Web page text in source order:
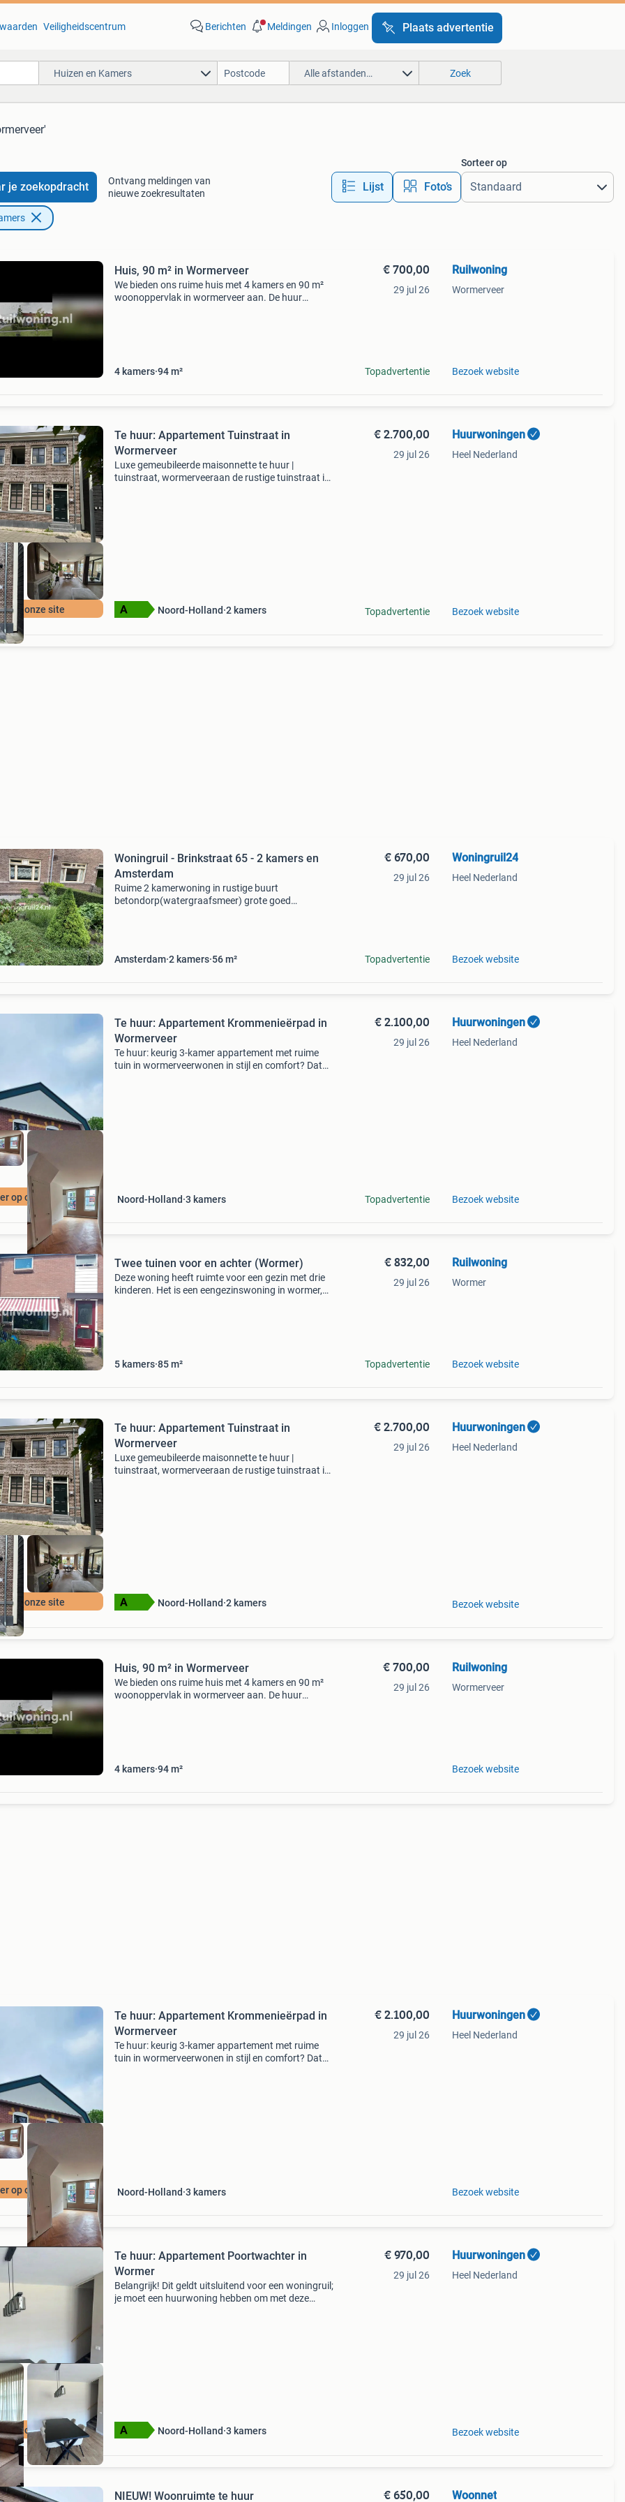
Veiligheidscentrum Berichten Meldingen Inloggen Plaats advertentie
Huizen en Kamers Alle afstanden… Zoek
je zoekopdracht
Ontvang meldingen van
nieuwe zoekresultaten
Lijst Foto’s
Sorteer op
Huis, 90 m² in Wormerveer
We bieden ons ruime huis met 4 kamers en 90 m²
woonoppervlak in wormerveer aan. De huur
4 kamers 94m²
€ 700,00
29 jul 26
Topadvertentie
Ruilwoning
Wormerveer
Bezoek website
op onze site
Te huur: Appartement Tuinstraat in
Wormerveer
Luxe gemeubileerde maisonnette te huur |
tuinstraat, wormerveeraan de rustige tuinstraat in
Noord-Holland 2 kamers
€ 2.700,00
29 jul 26
Topadvertentie
Huurwoningen
Heel Nederland
Bezoek website
Woningruil - Brinkstraat 65 - 2 kamers en
Amsterdam
Ruime 2 kamerwoning in rustige buurt
betondorp(watergraafsmeer) grote goed
Amsterdam 2 kamers 56m²
€ 670,00
29 jul 26
Topadvertentie
Woningruil24
Heel Nederland
Bezoek website
op onze site
Te huur: Appartement Krommenieërpad in
Wormerveer
Te huur: keurig 3-kamer appartement met ruime
tuin in wormerveerwonen in stijl en comfort? Dat
Noord-Holland 3 kamers
€ 2.100,00
29 jul 26
Topadvertentie
Huurwoningen
Heel Nederland
Bezoek website
Twee tuinen voor en achter (Wormer)
Deze woning heeft ruimte voor een gezin met drie
kinderen. Het is een eengezinswoning in wormer,
5 kamers 85m²
€ 832,00
29 jul 26
Topadvertentie
Ruilwoning
Wormer
Bezoek website
op onze site
Te huur: Appartement Tuinstraat in
Wormerveer
Luxe gemeubileerde maisonnette te huur |
tuinstraat, wormerveeraan de rustige tuinstraat in
Noord-Holland 2 kamers
€ 2.700,00
29 jul 26
Huurwoningen
Heel Nederland
Bezoek website
Huis, 90 m² in Wormerveer
We bieden ons ruime huis met 4 kamers en 90 m²
woonoppervlak in wormerveer aan. De huur
4 kamers 94m²
€ 700,00
29 jul 26
Ruilwoning
Wormerveer
Bezoek website
op onze site
Te huur: Appartement Krommenieërpad in
Wormerveer
Te huur: keurig 3-kamer appartement met ruime
tuin in wormerveerwonen in stijl en comfort? Dat
Noord-Holland 3 kamers
€ 2.100,00
29 jul 26
Huurwoningen
Heel Nederland
Bezoek website
op onze site
Te huur: Appartement Poortwachter in
Wormer
Belangrijk! Dit geldt uitsluitend voor een woningruil;
je moet een huurwoning hebben om met deze
Noord-Holland 3 kamers
€ 970,00
29 jul 26
Huurwoningen
Heel Nederland
Bezoek website
NIEUW! Woonruimte te huur € 650,00 Woonnet